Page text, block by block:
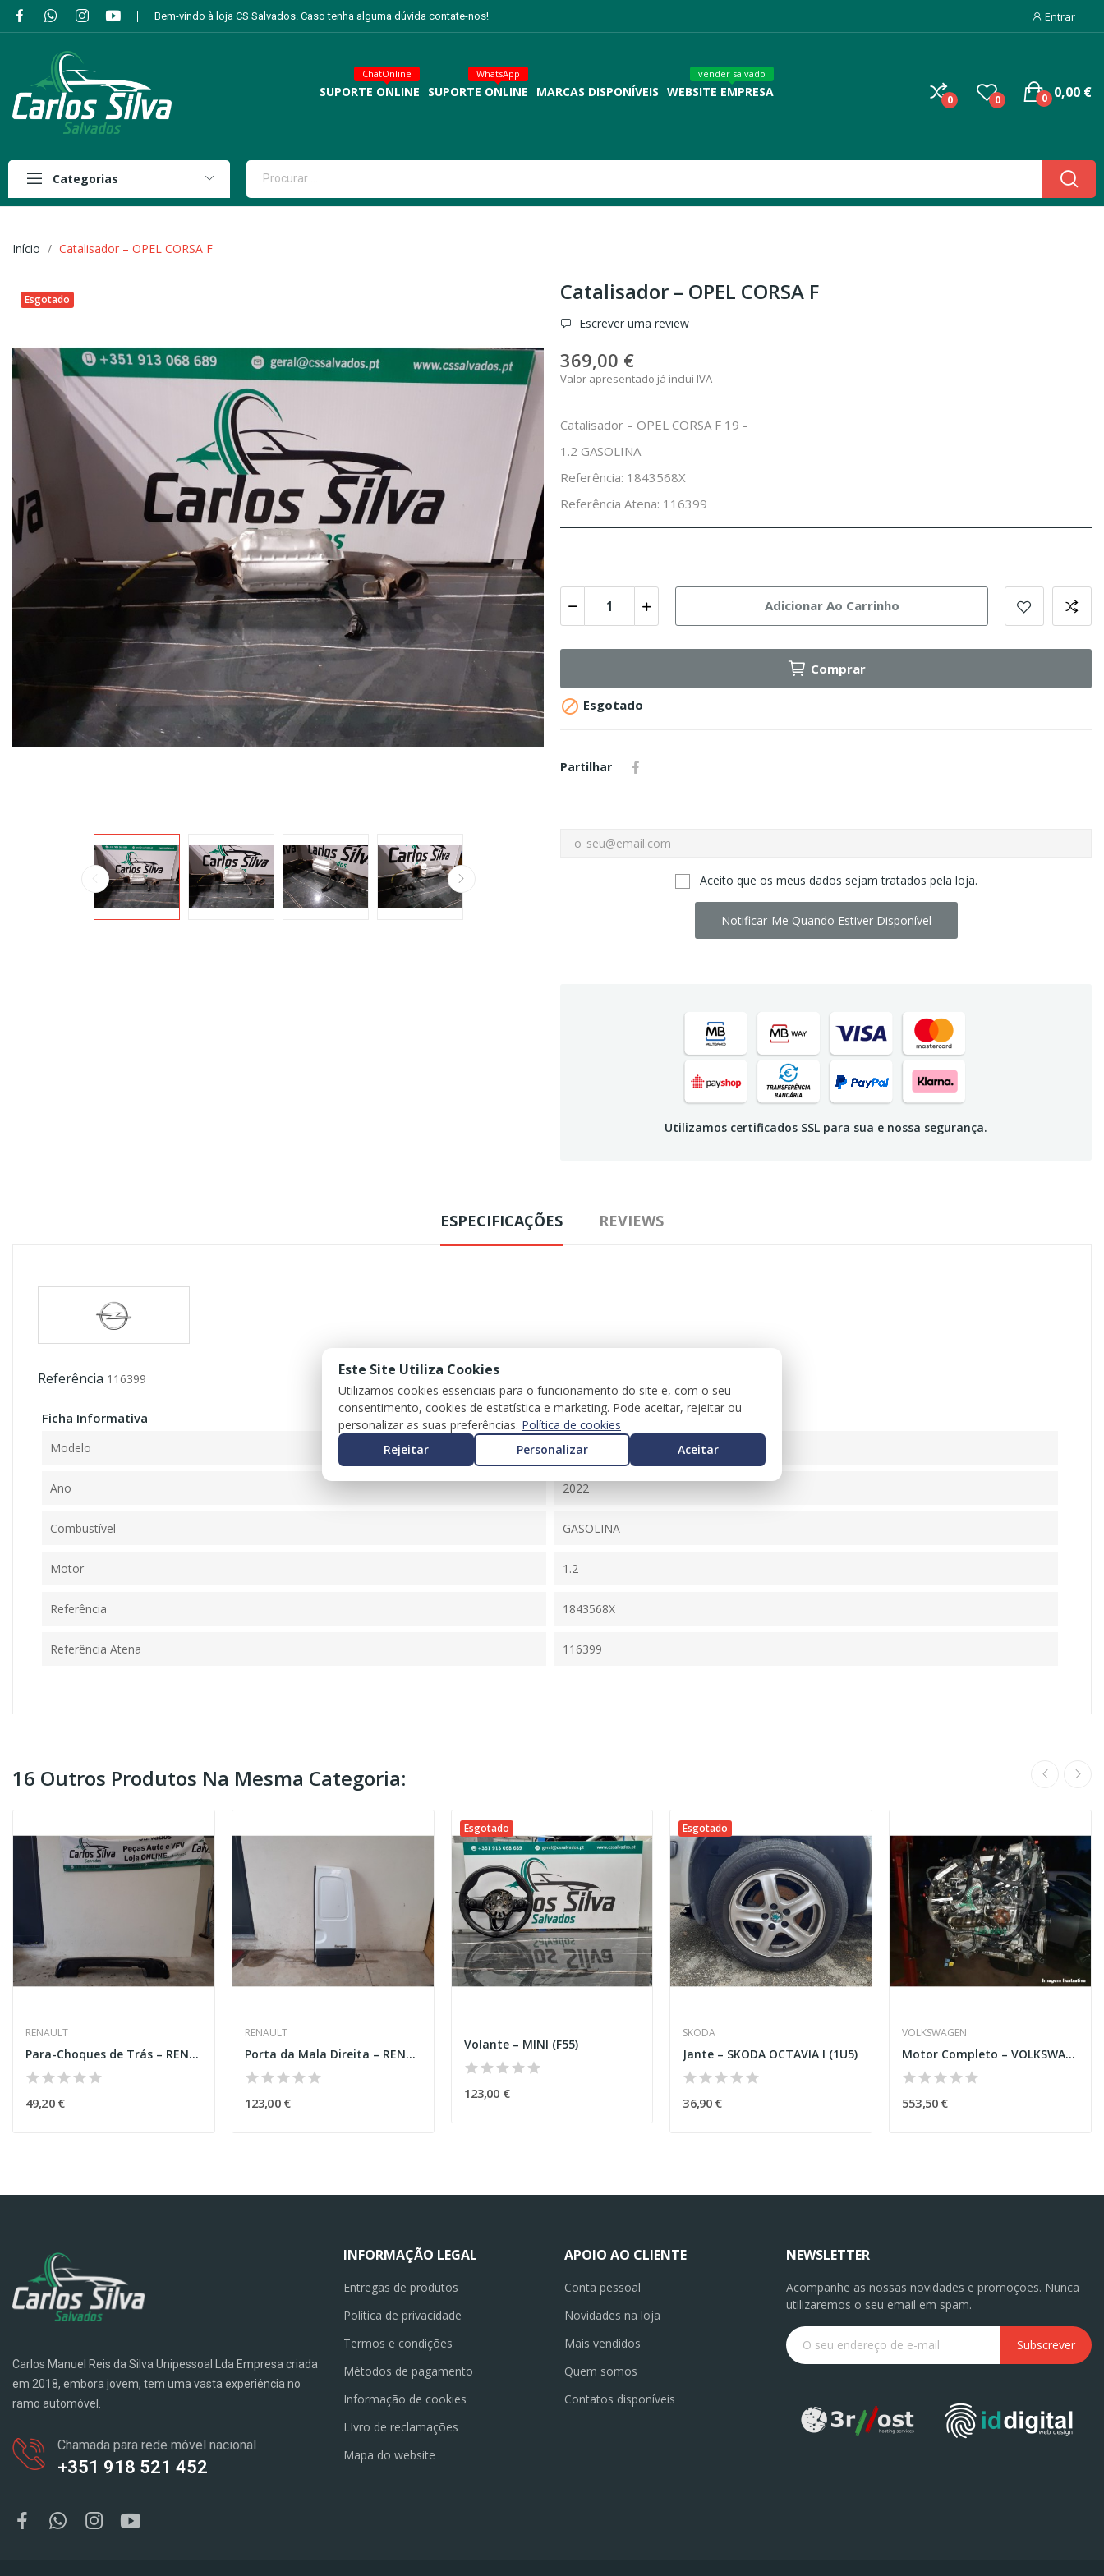
Bem-vindo à loja CS Salvados. Caso tenha alguma dúvida contate-nos! Entrar
SUPORTE ONLINE
ChatOnline
SUPORTE ONLINE
WhatsApp
MARCAS DISPONÍVEIS WEBSITE EMPRESA
vender salvado
0 0 0,00 €
0
Categorias
Início Catalisador – OPEL CORSA F
Esgotado Catalisador – OPEL CORSA F
Escrever uma review
369,00 €
Valor apresentado já inclui IVA
Catalisador – OPEL CORSA F 19 -
1.2 GASOLINA
Referência: 1843568X
Referência Atena: 116399
Adicionar Ao Carrinho
Comprar
 Esgotado
Partilhar
Aceito que os meus dados sejam tratados pela loja.
Notificar-Me Quando Estiver Disponível
Utilizamos certificados SSL para sua e nossa segurança.
ESPECIFICAÇÕES REVIEWS
Referência 116399
Ficha Informativa
Modelo CORSA F
Ano 2022
Combustível GASOLINA
Motor 1.2
Referência 1843568X
Referência Atena 116399
16 Outros Produtos Na Mesma Categoria:
RENAULT
Para-Choques de Trás – RENAULT TRAFIC 3 (X82)...
49,20 €
RENAULT
Porta da Mala Direita – RENAULT KANGOO (KC0/1_)
123,00 €
Esgotado
Volante – MINI (F55)
123,00 €
Esgotado
SKODA
Jante – SKODA OCTAVIA I (1U5)
36,90 €
VOLKSWAGEN
Motor Completo – VOLKSWAGEN GOLF V VARIANT (1K5)
553,50 €
Carlos Manuel Reis da Silva Unipessoal Lda Empresa criada
em 2018, embora jovem, tem uma vasta experiência no
ramo automóvel.
Chamada para rede móvel nacional
+351 918 521 452
INFORMAÇÃO LEGAL
Entregas de produtos
Política de privacidade
Termos e condições
Métodos de pagamento
Informação de cookies
LIvro de reclamações
Mapa do website
APOIO AO CLIENTE
Conta pessoal
Novidades na loja
Mais vendidos
Quem somos
Contatos disponíveis
NEWSLETTER
Acompanhe as nossas novidades e promoções. Nunca
utilizaremos o seu email em spam.
Subscrever
Este Site Utiliza Cookies
Utilizamos cookies essenciais para o funcionamento do site e, com o seu
consentimento, cookies de estatística e marketing. Pode aceitar, rejeitar ou
personalizar as suas preferências. Política de cookies
Rejeitar
Personalizar Aceitar